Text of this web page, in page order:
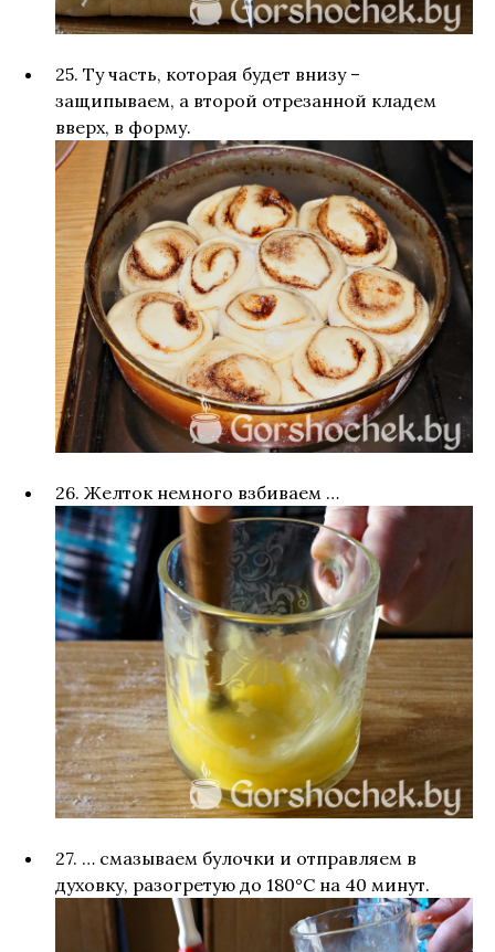
25. Ту часть, которая будет внизу –
защипываем, а второй отрезанной кладем
вверх, в форму.
26. Желток немного взбиваем …
27. … смазываем булочки и отправляем в
духовку, разогретую до 180°С на 40 минут.